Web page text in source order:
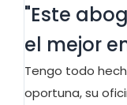
"Este
el mejor
Tengo todo
oportuna, su